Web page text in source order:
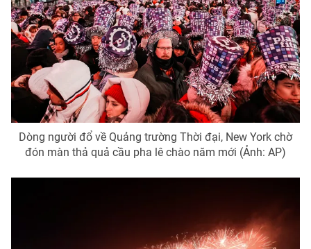
Dòng người đổ về Quảng trường Thời đại, New York chờ
đón màn thả quả cầu pha lê chào năm mới (Ảnh: AP)